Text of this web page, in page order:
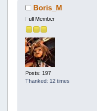
Boris_M
Full Member
Posts: 197
Thanked: 12 times